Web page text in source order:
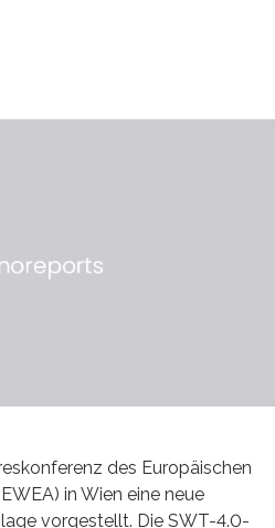
des Europäischen
in Wien eine neue
vorgestellt. Die SWT-4.0-